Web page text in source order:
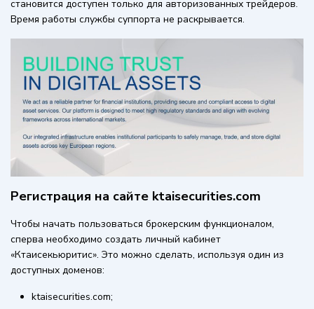
становится доступен только для авторизованных трейдеров.
Время работы службы суппорта не раскрывается.
Регистрация на сайте ktaisecurities.com
Чтобы начать пользоваться брокерским функционалом,
сперва необходимо создать личный кабинет
«Ктаисекьюритис». Это можно сделать, используя один из
доступных доменов:
ktaisecurities.com;